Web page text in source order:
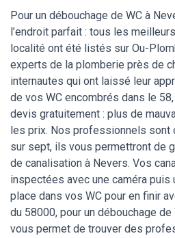
Pour un débouchage de WC à
l’endroit parfait : tous les
localité ont été listés sur Ou-
experts de la plomberie près de
internautes qui ont laissé leur
de vos WC encombrés dans le
devis gratuitement : plus de
les prix. Nos professionnels
sur sept, ils vous permettront de
de canalisation à Nevers. Vos
inspectées avec une caméra
place dans vos WC pour en finir
du 58000, pour un débouchage
vous permet de trouver des